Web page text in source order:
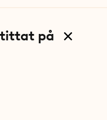
tittat på